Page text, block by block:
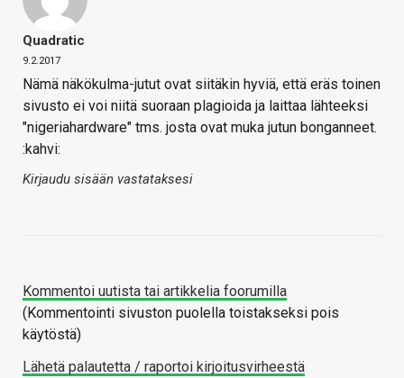
Quadratic
9.2.2017
Nämä näkökulma-jutut ovat siitäkin hyviä, että eräs toinen
sivusto ei voi niitä suoraan plagioida ja laittaa lähteeksi
"nigeriahardware" tms. josta ovat muka jutun bonganneet.
:kahvi:
Kirjaudu sisään vastataksesi
Kommentoi uutista tai artikkelia foorumilla
(Kommentointi sivuston puolella toistakseksi pois
käytöstä)
Lähetä palautetta / raportoi kirjoitusvirheestä